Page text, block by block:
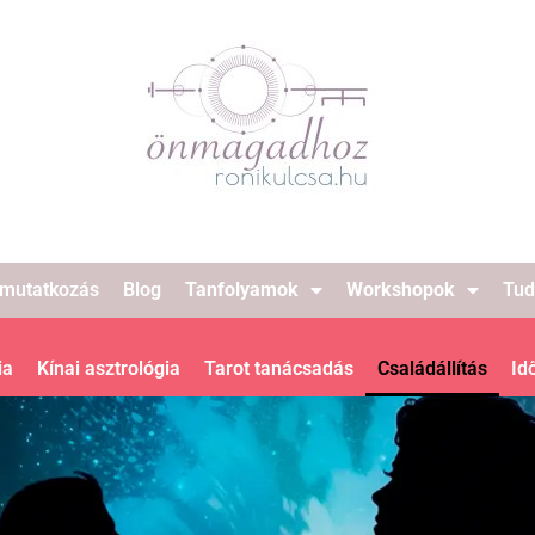
Blog Tanfolyamok Workshopok
Kínai asztrológia Tarot tanácsadás Családállítás